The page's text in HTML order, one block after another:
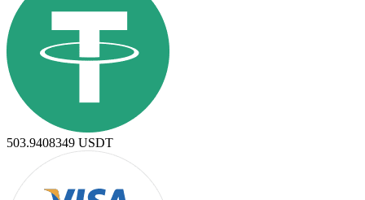
503.9408349 USDT